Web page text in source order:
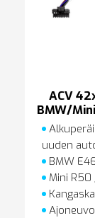
ACV
BMW/
uuden
BMW
Mini R50